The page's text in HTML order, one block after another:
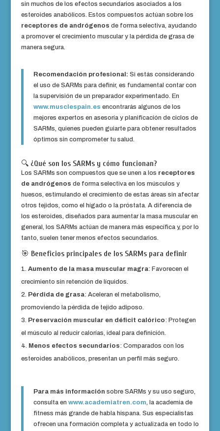
sin muchos de los efectos secundarios asociados a los
esteroides anabólicos. Estos compuestos actúan sobre los
receptores de andrógenos de forma selectiva, ayudando
a promover el crecimiento muscular y la pérdida de grasa de
manera segura.
Recomendación profesional: Si estás considerando
el uso de SARMs para definir, es fundamental contar con
la supervisión de un preparador experimentado. En
www.musclespain.es encontrarás algunos de los
mejores expertos en asesoría y planificación de ciclos de
SARMs, quienes pueden guiarte para obtener resultados
óptimos sin comprometer tu salud.
🔍 ¿Qué son los SARMs y cómo funcionan?
Los SARMs son compuestos que se unen a los receptores
de andrógenos de forma selectiva en los músculos y
huesos, estimulando el crecimiento de estas áreas sin afectar
otros tejidos, como el hígado o la próstata. A diferencia de
los esteroides, diseñados para aumentar la masa muscular en
general, los SARMs actúan de manera más específica y, por lo
tanto, suelen tener menos efectos secundarios.
🎯 Beneficios principales de los SARMs para definir
Aumento de la masa muscular magra: Favorecen el
crecimiento sin retención de líquidos.
Pérdida de grasa: Aceleran el metabolismo,
promoviendo la pérdida de tejido adiposo.
Preservación muscular en déficit calórico: Protegen
el músculo al reducir calorías, ideal para definición.
Menos efectos secundarios: Comparados con los
esteroides anabólicos, presentan un perfil más seguro.
Para más información sobre SARMs y su uso seguro,
consulta en www.academiatren.com, la academia de
fitness más grande de habla hispana. Sus especialistas
ofrecen una formación completa y actualizada en todo lo